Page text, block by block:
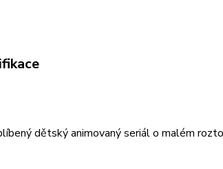
dětský animovaný seriál o malém